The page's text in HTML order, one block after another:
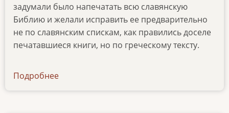
задумали было напечатать всю славянскую
Библию и желали исправить ее предварительно
не по славянским спискам, как правились доселе
печатавшиеся книги, но по греческому тексту.
Подробнее